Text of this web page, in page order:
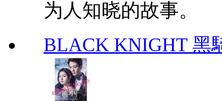
为人知晓的故事。
BLACK KNIGHT 黑